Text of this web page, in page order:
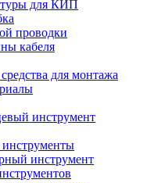
для КИП
проводки
кабеля
для монтажа
инструмент
инструмент